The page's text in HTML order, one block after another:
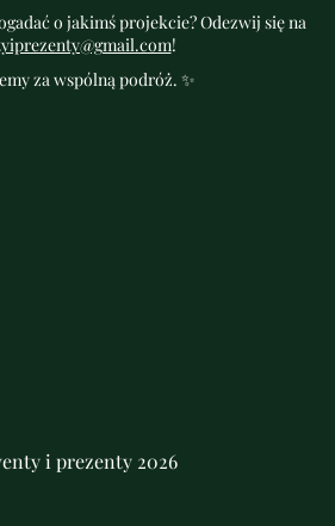
o jakimś projekcie? Odezwij się na
!
za wspólną podróż. ✨
i prezenty 2026